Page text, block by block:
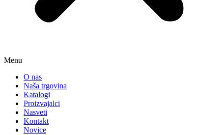
Menu
O nas
Naša trgovina
Katalogi
Proizvajalci
Nasveti
Kontakt
Novice